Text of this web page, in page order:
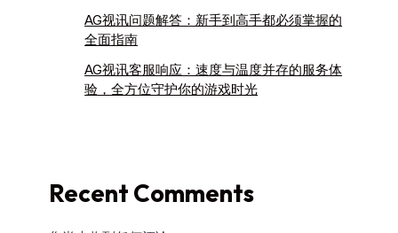
AG视讯问题解答：新手到高手都必须掌握的
全面指南
AG视讯客服响应：速度与温度并存的服务体
验，全方位守护你的游戏时光
Recent Comments